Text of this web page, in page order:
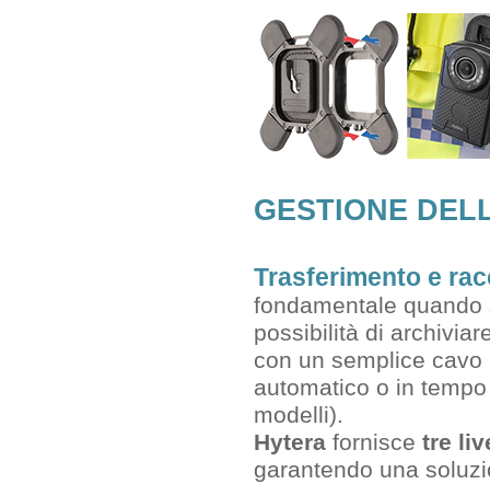
GESTIONE
Trasferimento e
fondamentale
possibilità di
con un semplice
automatico o in
modelli).
Hytera fornisce tre
garantendo una